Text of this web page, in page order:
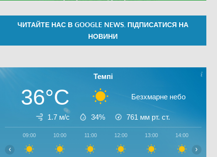
ЧИТАЙТЕ НАС В GOOGLE NEWS. ПІДПИСАТИСЯ НА
НОВИНИ
Темпі
36°C Безхмарне небо
1.7 м/с 34% 761 мм рт. ст.
09:00 10:00 11:00 12:00 13:00 14:00
‹ ›